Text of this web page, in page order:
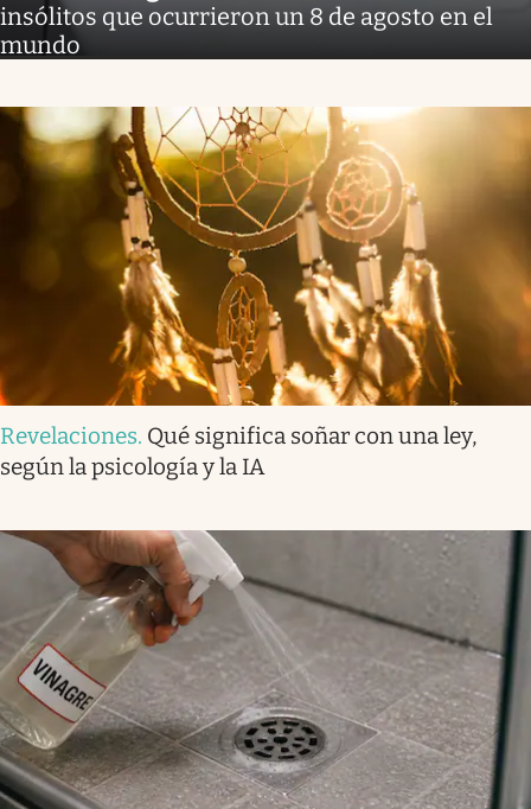
insólitos que ocurrieron un 8 de agosto en el
mundo
Revelaciones. Qué significa soñar con una ley,
según la psicología y la IA